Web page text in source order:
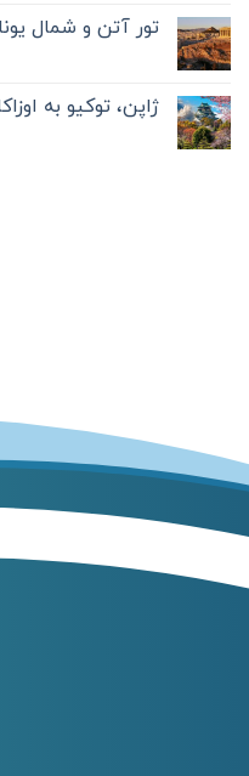
تور آتن و شمال
ژاپن، توکیو به اوزاکا/